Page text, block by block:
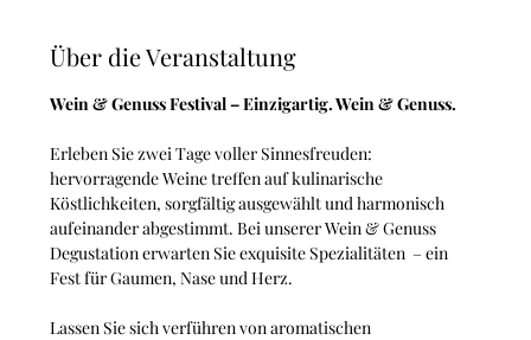
Über die Veranstaltung
Wein & Genuss Festival – Einzigartig. Wein & Genuss.
Erleben Sie zwei Tage voller Sinnesfreuden:
hervorragende Weine treffen auf kulinarische
Köstlichkeiten, sorgfältig ausgewählt und harmonisch
aufeinander abgestimmt. Bei unserer Wein & Genuss
Degustation erwarten Sie exquisite Spezialitäten  – ein
Fest für Gaumen, Nase und Herz.
Lassen Sie sich verführen von aromatischen